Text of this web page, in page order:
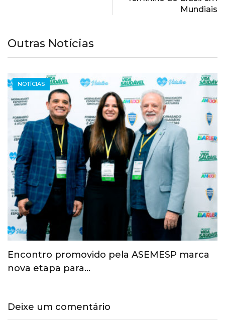
Mundiais
Outras Notícias
NOTÍCIAS
Esporte ganha espaço na agenda
econômica e mobiliza…
Deixe um comentário